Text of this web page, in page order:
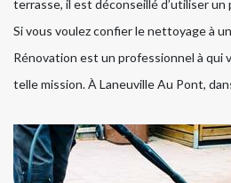
terrasse, il est déconseillé d’utiliser
Si vous voulez confier le nettoyage à
Rénovation est un professionnel à qui
telle mission. À Laneuville Au Pont,